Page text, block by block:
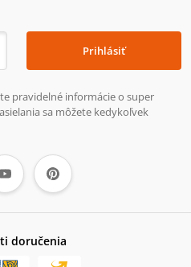
Prihlásiť
pravidelné informácie o super
sa môžete kedykoľvek
doručenia